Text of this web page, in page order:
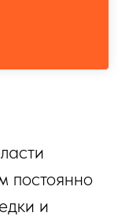
постоянно
и